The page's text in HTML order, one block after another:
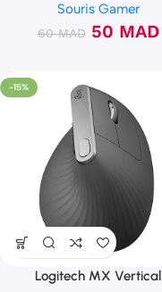
Souris Gamer
60MAD 50 MAD
-15%
Logitech MX Vertical